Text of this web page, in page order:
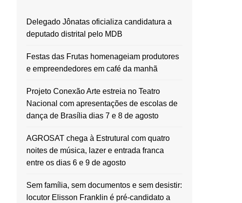
Delegado Jônatas oficializa candidatura a
deputado distrital pelo MDB
Festas das Frutas homenageiam produtores
e empreendedores em café da manhã
Projeto Conexão Arte estreia no Teatro
Nacional com apresentações de escolas de
dança de Brasília dias 7 e 8 de agosto
AGROSAT chega à Estrutural com quatro
noites de música, lazer e entrada franca
entre os dias 6 e 9 de agosto
Sem família, sem documentos e sem desistir:
locutor Elisson Franklin é pré-candidato a